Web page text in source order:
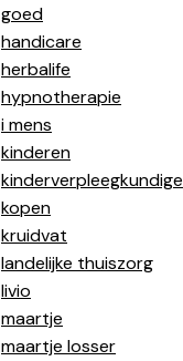
goed
handicare
herbalife
hypnotherapie
i mens
kinderen
kinderverpleegkundige
kopen
kruidvat
landelijke thuiszorg
livio
maartje
maartje losser